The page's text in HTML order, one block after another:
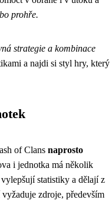
prohře.
strategie a kombinace
a najdi si styl hry, který
of Clans naprosto
i jednotka má několik
statistiky a dělají z
zdroje, především